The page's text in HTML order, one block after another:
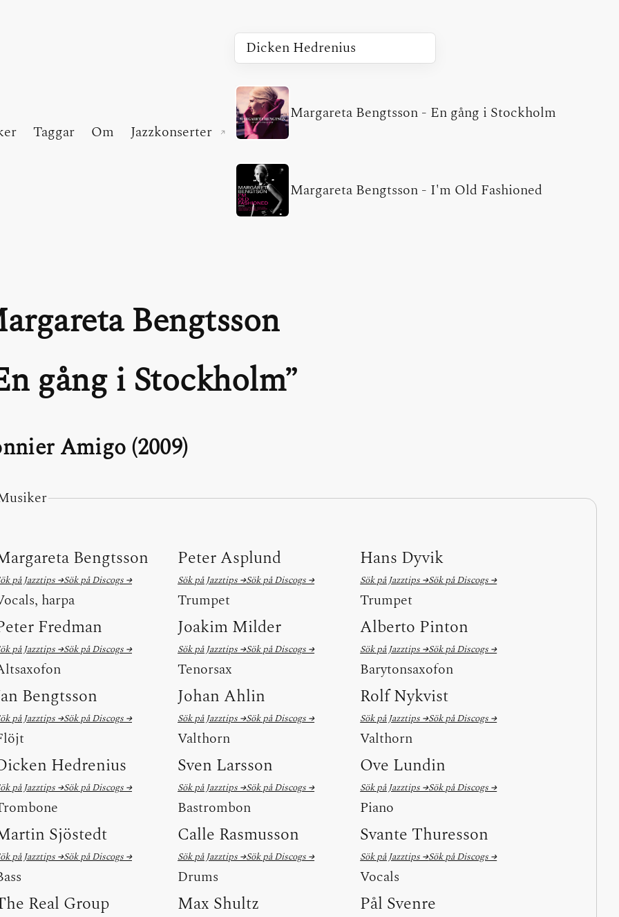
Taggar Om Jazzkonserter (extern länk)
Margareta Bengtsson- En gång i Stockholm
Margareta Bengtsson- I'm Old Fashioned
Bengtsson
gång i Stockholm
Amigo (2009)
Bengtsson
på Jazztips →Sök på Discogs →
harpa
Peter Asplund
Sök på Jazztips →Sök på Discogs →
Trumpet
Hans Dyvik
Sök på Jazztips →Sök på Discogs →
Trumpet
Fredman
på Jazztips →Sök på Discogs →
Joakim Milder
Sök på Jazztips →Sök på Discogs →
Tenorsax
Alberto Pinton
Sök på Jazztips →Sök på Discogs →
Barytonsaxofon
Bengtsson
på Jazztips →Sök på Discogs →
Johan Ahlin
Sök på Jazztips →Sök på Discogs →
Valthorn
Rolf Nykvist
Sök på Jazztips →Sök på Discogs →
Valthorn
Hedrenius
på Jazztips →Sök på Discogs →
Sven Larsson
Sök på Jazztips →Sök på Discogs →
Bastrombon
Ove Lundin
Sök på Jazztips →Sök på Discogs →
Piano
Sjöstedt
på Jazztips →Sök på Discogs →
Calle Rasmusson
Sök på Jazztips →Sök på Discogs →
Drums
Svante Thuresson
Sök på Jazztips →Sök på Discogs →
Vocals
Real Group Max Shultz Pål Svenre